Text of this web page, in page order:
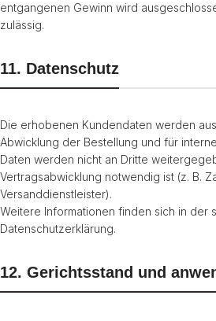
entgangenen Gewinn wird
zulässig.
11. Datenschutz
Die erhobenen Kundendaten werden
Abwicklung der Bestellung und für
Daten werden nicht an Dritte
Vertragsabwicklung notwendig ist (z. B.
Versanddienstleister).
Weitere Informationen finden sich in der
Datenschutzerklärung.
12. Gerichtsstand und